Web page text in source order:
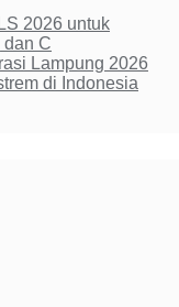
2026 untuk
dan C
Lampung 2026
di Indonesia